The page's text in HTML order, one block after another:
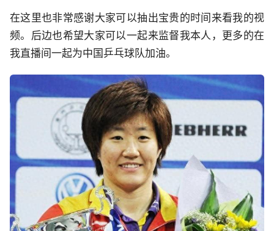
在这里也非常感谢大家可以抽出宝贵的时间来看我的视
频。后边也希望大家可以一起来监督我本人，更多的在
我直播间一起为中国乒乓球队加油。